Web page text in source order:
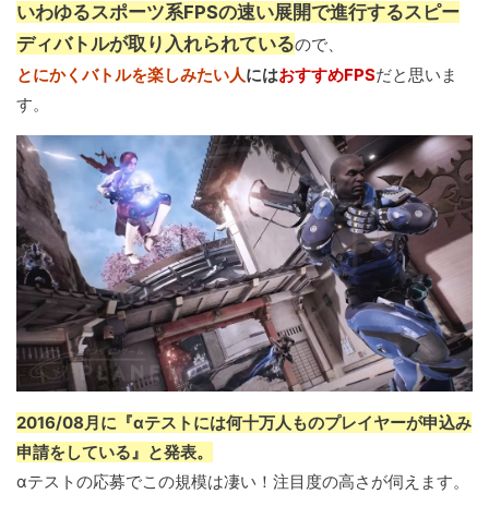
いわゆるスポーツ系FPSの速い展開で進行するスピー
ディバトルが取り入れられているので、
とにかくバトルを楽しみたい人にはおすすめFPSだと思いま
す。
2016/08月に『αテストには何十万人ものプレイヤーが申込み
申請をしている』と発表。
αテストの応募でこの規模は凄い！注目度の高さが伺えます。